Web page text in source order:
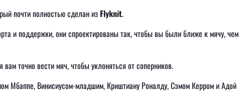
почти полностью сделан из Flyknit.
и поддержки, они спроектированы так, чтобы вы были ближе к мячу, чем
точно вести мяч, чтобы уклоняться от соперников.
Мбаппе, Винисиусом-младшим, Криштиану Роналду, Сэмом Керром и Адой